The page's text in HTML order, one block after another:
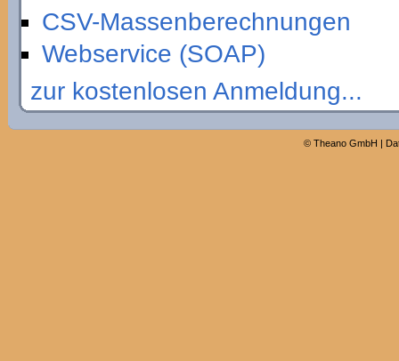
CSV-Massenberechnungen
Webservice (SOAP)
zur kostenlosen Anmeldung...
© Theano GmbH |